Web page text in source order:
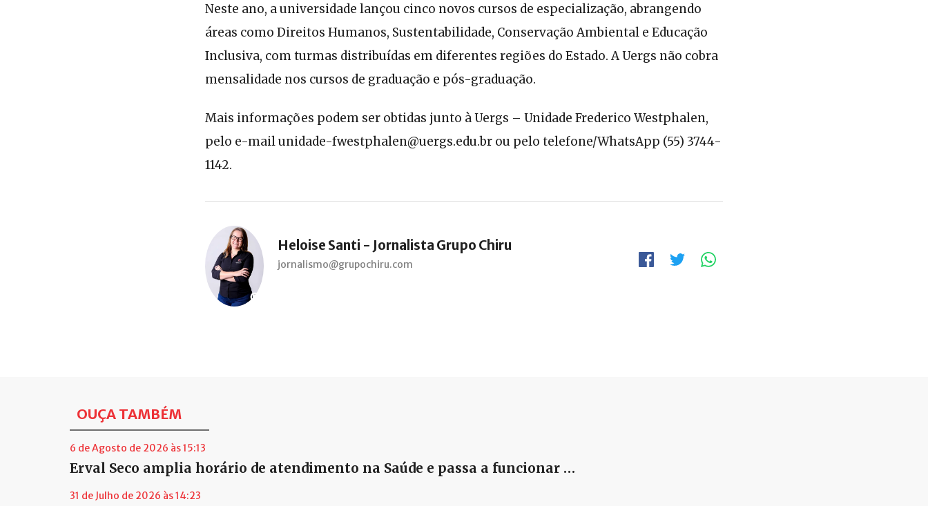
Neste ano, a universidade lançou cinco novos cursos de especialização, abrangendo
áreas como Direitos Humanos, Sustentabilidade, Conservação Ambiental e Educação
Inclusiva, com turmas distribuídas em diferentes regiões do Estado. A Uergs não cobra
mensalidade nos cursos de graduação e pós-graduação.
Mais informações podem ser obtidas junto à Uergs – Unidade Frederico Westphalen,
pelo e-mail unidade-fwestphalen@uergs.edu.br ou pelo telefone/WhatsApp (55) 3744-
1142.
Heloise Santi - Jornalista Grupo Chiru
jornalismo@grupochiru.com
OUÇA TAMBÉM
6 de Agosto de 2026 às 15:13
Erval Seco amplia horário de atendimento na Saúde e passa a funcionar …
31 de Julho de 2026 às 14:23